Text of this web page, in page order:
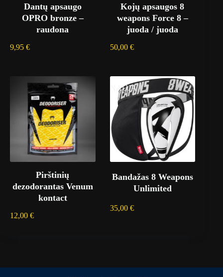
Dantų apsaugo
OPRO bronze –
raudona
9,95 €
Kojų apsaugos 8
weapons Force 8 –
juoda / juoda
50,00 €
Pirštinių
dezodorantas Venum
kontact
12,00 €
NAUJA
Bandažas 8 Weapons
Unlimited
35,00 €